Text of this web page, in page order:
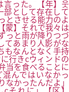
言った。【年】웃
部として存在して
とさせる能力のよ
蒙】それで我々は
っと雨が降りつづ
てあまり人影がな
もなんとなく手持
行きcウィンドの
当を食べることに
んではいなかっ
かったんだよ」